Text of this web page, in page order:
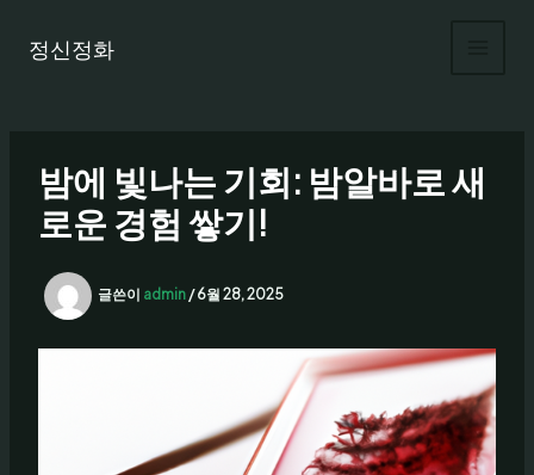
정신정화
밤에 빛나는 기회: 밤알바로 새
로운 경험 쌓기!
글쓴이 admin/6월 28, 2025